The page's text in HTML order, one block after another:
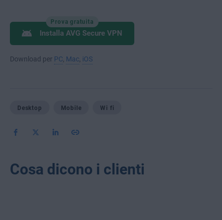
Prova gratuita
Installa AVG Secure VPN
Download per PC Mac iOS
Desktop Mobile Wi fi
Cosa dicono i clienti